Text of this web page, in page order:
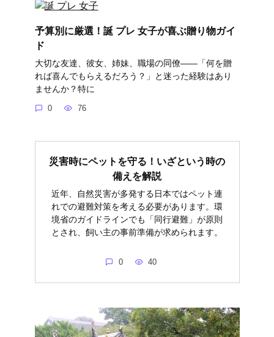
予算別に厳選！誕 プレ 女子が喜ぶ贈り物ガイ
ド
大切な友達、彼女、姉妹、職場の同僚――「何を贈
れば喜んでもらえるだろう？」と迷った経験はあり
ませんか？特に
0 76
災害時にペットを守る！いざという時の
備えを解説
近年、自然災害が多発する日本ではペット連
れでの避難対策を考える必要があります。環
境省のガイドラインでも「同行避難」が原則
とされ、飼い主の事前準備が求められます。
0 40